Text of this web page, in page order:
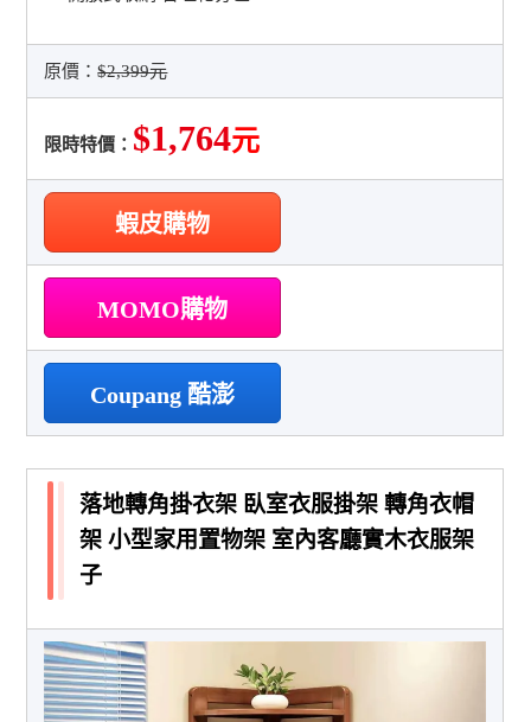
原價：$2,399元
限時特價： $1,764元
蝦皮購物
MOMO購物
Coupang 酷澎
落地轉角掛衣架 臥室衣服掛架 轉角衣帽
架 小型家用置物架 室內客廳實木衣服架
子